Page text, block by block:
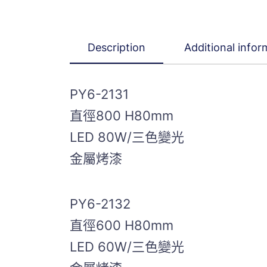
Description Additional
PY6-2131
直徑800 H80mm
LED 80W/三色變光
金屬烤漆
PY6-2132
直徑600 H80mm
LED 60W/三色變光